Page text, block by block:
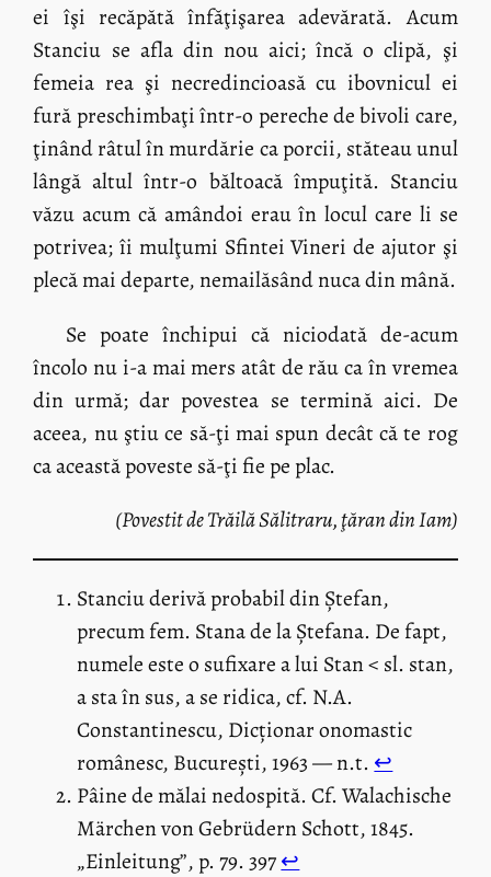
ei îşi recăpătă înfăţişarea adevărată. Acum
Stanciu se afla din nou aici; încă o clipă, şi
femeia rea şi necredincioasă cu ibovnicul ei
fură preschimbaţi într-o pereche de bivoli care,
ţinând râtul în murdărie ca porcii, stăteau unul
lângă altul într-o băltoacă împuţită. Stanciu
văzu acum că amândoi erau în locul care li se
potrivea; îi mulţumi Sfintei Vineri de ajutor şi
plecă mai departe, nemailăsând nuca din mână.
Se poate închipui că niciodată de-acum
încolo nu i-a mai mers atât de rău ca în vremea
din urmă; dar povestea se termină aici. De
aceea, nu ştiu ce să-ţi mai spun decât că te rog
ca această poveste să-ţi fie pe plac.
(Povestit de Trăilă Sălitraru, ţăran din Iam)
Stanciu derivă probabil din Ștefan,
precum fem. Stana de la Ștefana. De fapt,
numele este o sufixare a lui Stan < sl. stan,
a sta în sus, a se ridica, cf. N.A.
Constantinescu, Dicționar onomastic
românesc, București, 1963 — n.t. ↩︎
Pâine de mălai nedospită. Cf. Walachische
Märchen von Gebrüdern Schott, 1845.
„Einleitung”, p. 79. 397↩︎